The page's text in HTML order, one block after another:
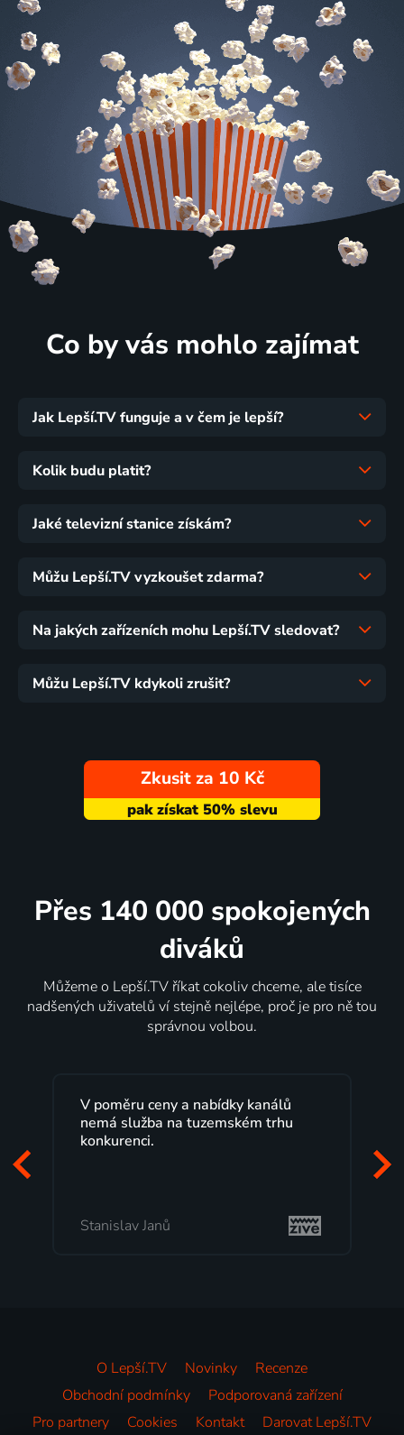
Co by vás mohlo zajímat
Jak Lepší.TV funguje a v čem je lepší?
Kolik budu platit?
Jaké televizní stanice získám?
Můžu Lepší.TV vyzkoušet zdarma?
Na jakých zařízeních mohu Lepší.TV sledovat?
Můžu Lepší.TV kdykoli zrušit?
Zkusit za 10 Kč
Přes 140 000 spokojených
diváků
Můžeme o Lepší.TV říkat cokoliv chceme, ale tisíce
nadšených uživatelů ví stejně nejlépe, proč je pro ně tou
správnou volbou.
Lepší.TV sleduji už několik let s
maximální spokojeností. Velký
začátek programu, to je přesně
Milada Tomešová
O Lepší.TV Novinky
Recenze
Obchodní podmínky
Podporovaná zařízení
Pro partnery
Cookies Kontakt Darovat Lepší.TV